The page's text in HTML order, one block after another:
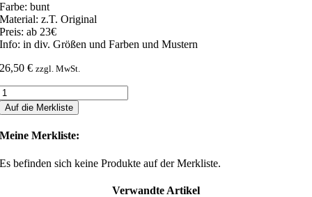
Farbe: bunt
Material: z.T. Original
Preis: ab 23€
Info: in div. Größen und Farben und Mustern
26,50€ zzgl. MwSt.
Auf die Merkliste
Meine Merkliste:
Es befinden sich keine Produkte auf der Merkliste.
Verwandte Artikel